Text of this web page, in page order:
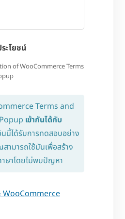
ะโยชน์
of WooCommerce Terms
Terms and
เข้ากันได้กับ
นี้ได้รับการทดสอบอย่าง
ามารถใช้มันเพื่อสร้าง
าษาโดยไม่พบปัญหา
WooCommerce